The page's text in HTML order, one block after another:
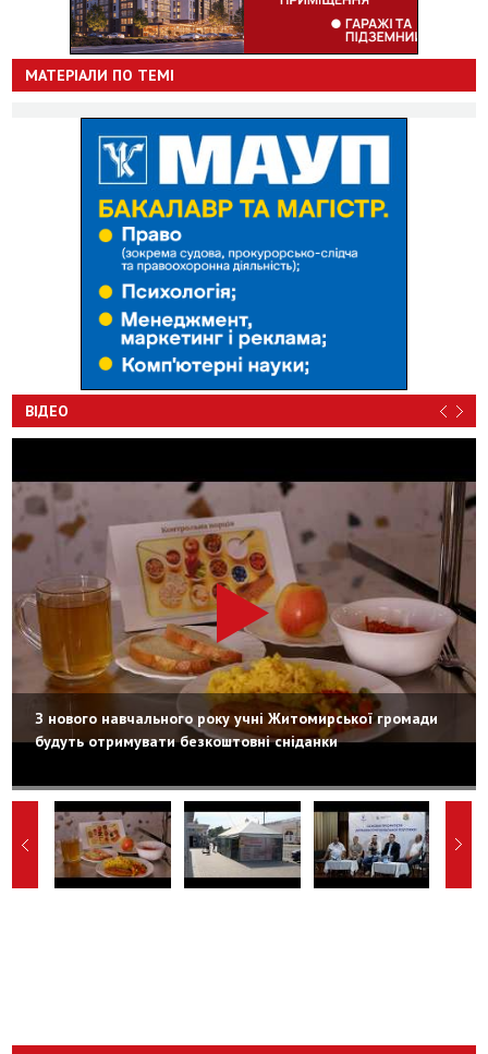
МАТЕРІАЛИ ПО ТЕМІ
ВІДЕО
З нового навчального року учні Житомирської громади
будуть отримувати безкоштовні сніданки